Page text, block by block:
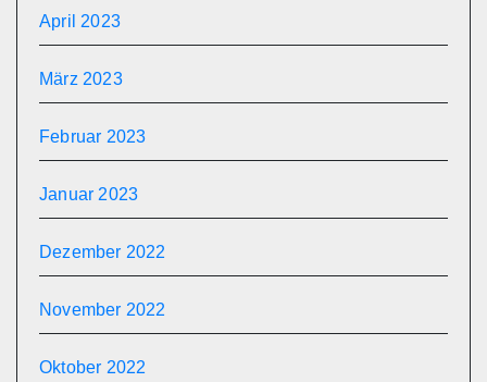
April 2023
März 2023
Februar 2023
Januar 2023
Dezember 2022
November 2022
Oktober 2022